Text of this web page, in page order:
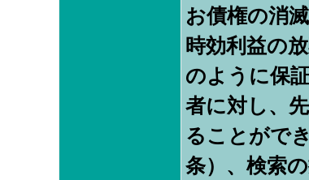
お債権の消
時効利益の
のように保
者に対し、
ることがで
条）、検索